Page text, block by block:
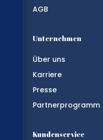
AGB
Unternehmen
Über uns
Karriere
Presse
Partnerprogramm
Kundenservice